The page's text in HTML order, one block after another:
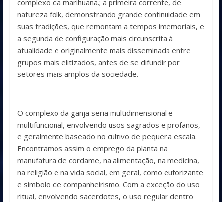
complexo da marihuana.; a primeira corrente, de
natureza folk, demonstrando grande continuidade em
suas tradições, que remontam a tempos imemoriais, e
a segunda de configuração mais circunscrita à
atualidade e originalmente mais disseminada entre
grupos mais elitizados, antes de se difundir por
setores mais amplos da sociedade.
O complexo da ganja seria multidimensional e
multifuncional, envolvendo usos sagrados e profanos,
e geralmente baseado no cultivo de pequena escala.
Encontramos assim o emprego da planta na
manufatura de cordame, na alimentação, na medicina,
na religião e na vida social, em geral, como euforizante
e símbolo de companheirismo. Com a exceção do uso
ritual, envolvendo sacerdotes, o uso regular dentro